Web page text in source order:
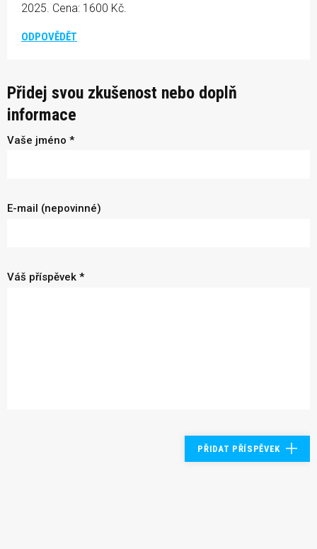
2025. Cena: 1600 Kč.
ODPOVĚDĚT
Přidej svou zkušenost nebo doplň
informace
Vaše jméno *
E-mail (nepovinné)
Váš příspěvek *
PŘIDAT PŘÍSPĚVEK